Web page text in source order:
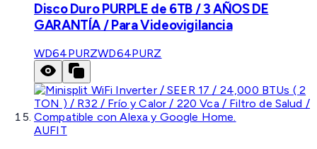
Disco Duro PURPLE de 6TB / 3 AÑOS DE
GARANTÍA / Para Videovigilancia
WD64PURZWD64PURZ
AUFIT